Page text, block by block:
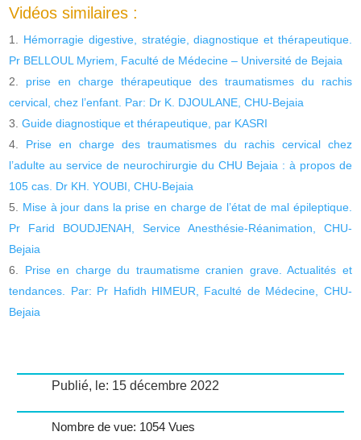
Vidéos similaires :
Hémorragie digestive, stratégie, diagnostique et thérapeutique.
Pr BELLOUL Myriem, Faculté de Médecine – Université de Bejaia
prise en charge thérapeutique des traumatismes du rachis
cervical, chez l’enfant. Par: Dr K. DJOULANE, CHU-Bejaia
Guide diagnostique et thérapeutique, par KASRI
Prise en charge des traumatismes du rachis cervical chez
l’adulte au service de neurochirurgie du CHU Bejaia : à propos de
105 cas. Dr KH. YOUBI, CHU-Bejaia
Mise à jour dans la prise en charge de l’état de mal épileptique.
Pr Farid BOUDJENAH, Service Anesthésie-Réanimation, CHU-
Bejaia
Prise en charge du traumatisme cranien grave. Actualités et
tendances. Par: Pr Hafidh HIMEUR, Faculté de Médecine, CHU-
Bejaia
Publié, le: 15 décembre 2022
Nombre de vue: 1054 Vues